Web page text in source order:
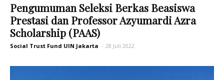
Pengumuman Seleksi Berkas Beasiswa
Prestasi dan Professor Azyumardi Azra
Scholarship (PAAS)
Social Trust Fund UIN Jakarta - 28 Juli 2022